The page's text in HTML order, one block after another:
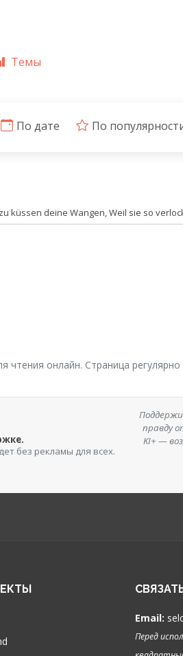
Темы
По дате По
küssen deine Wangen, Weil sie so
чтения онлайн. Страница
без рекламы для всех.
правду
KI+ —
Email:
Перед